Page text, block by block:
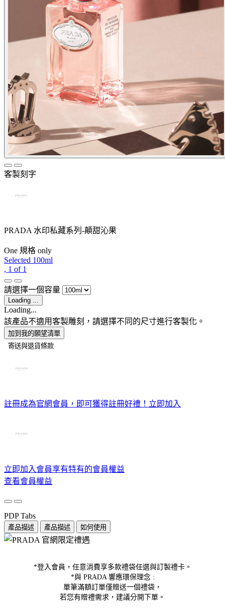
客製刻字
PRADA 水印私藏系列-顛甜沁果
One 規格 only
Selected 100ml
, 1 of 1
請選擇一個容量
Loading ...
Loading...
該產品不適用客製雕刻，請選擇不同的尺寸進行客製化。
加到我的願望清單
註冊成為官網會員，即可獲得註冊好禮！ 立即加入
立即加入會員享有特有的會員權益
查看會員權益
PDP Tabs
產品描述 產品描述 如何使用
*登入會員，任意消費享多款禮袋任選與訂製禮卡。
*與 PRADA 響應環保理念 :
單筆滿額訂單僅贈送一個禮袋，
若您有贈禮需求，建議分開下單。